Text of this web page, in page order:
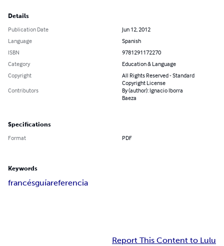
Details
Publication Date
Jun 12, 2012
Language
Spanish
ISBN
9781291172270
Category
Education & Language
Copyright
All Rights Reserved - Standard
Copyright License
Contributors
By (author): Ignacio Iborra
Baeza
Specifications
Format PDF
Keywords
francésguíareferencia
Report This Content to Lulu